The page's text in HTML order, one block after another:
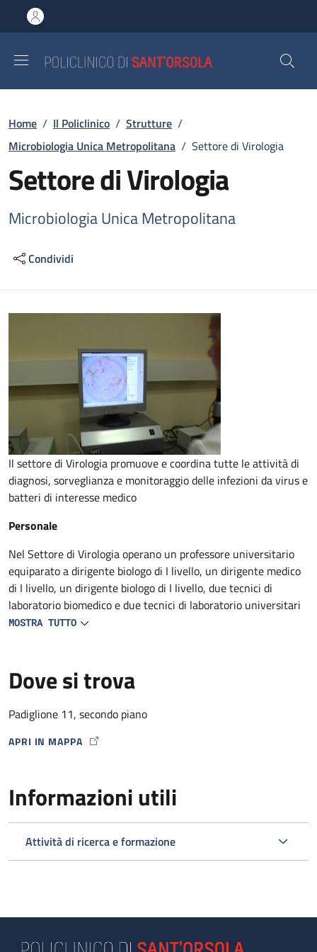
al contenuto principale
to footer content
Briciole di pane
Home / Il Policlinico / Strutture /
Microbiologia Unica Metropolitana / Settore di Virologia
Settore di Virologia
Microbiologia Unica Metropolitana
Condividi
Il settore di Virologia promuove e coordina tutte le attività di
diagnosi, sorveglianza e monitoraggio delle infezioni da virus e
batteri di interesse medico
Personale
Nel Settore di Virologia operano un professore universitario
equiparato a dirigente biologo di I livello, un dirigente medico
di I livello, un dirigente biologo di I livello, due tecnici di
laboratorio biomedico e due tecnici di laboratorio universitari
convenzionati in part time. Sono inoltre presenti 4 unità di
Attività
Sono eseguiti annualmente circa 56.000 esami
Il settore
isolamenti virali su colture cellulari
MOSTRA TUTTO
Dove si trova
Padiglione 11, secondo piano
APRI IN MAPPA
MAP ICON
Informazioni utili
Attività di ricerca e formazione